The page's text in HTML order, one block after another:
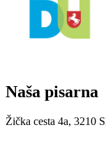
Naša pisarna
Žička cesta 4a, 3210